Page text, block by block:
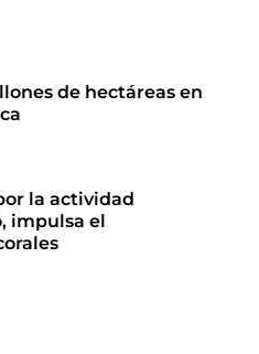
de hectáreas en
la actividad
impulsa el